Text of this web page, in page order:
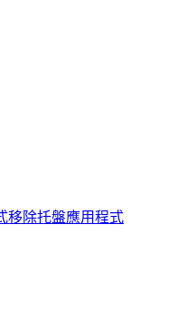
移除托盤應用程式